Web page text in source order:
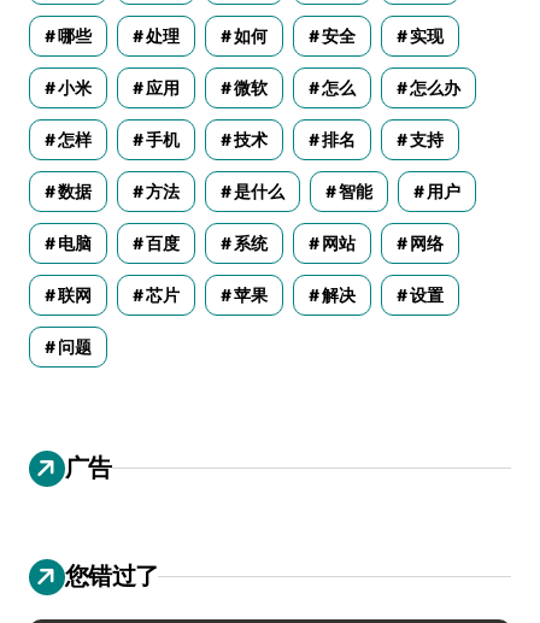
哪些 处理 如何 安全 实现
小米 应用 微软 怎么 怎么办
怎样 手机 技术 排名 支持
数据 方法 是什么 智能 用户
电脑 百度 系统 网站 网络
联网 芯片 苹果 解决 设置
问题
广告
您错过了